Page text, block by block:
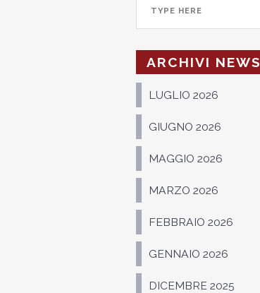
ARCHIVI NEWS
LUGLIO 2026
GIUGNO 2026
MAGGIO 2026
MARZO 2026
FEBBRAIO 2026
GENNAIO 2026
DICEMBRE 2025